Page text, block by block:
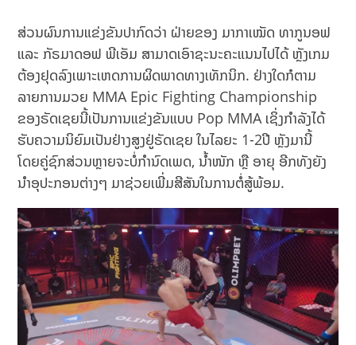
ສ່ວນຜົນການແຂ່ງຂັນປາກົດວ່າ ຝ່າຍຂອງ ມາກາເໝັດ ທາກູນອຟ
ແລະ ກັຣມາດອຟ ພີເອັມ ສາມາດເອົາຊະນະຄະແນນໄປໄດ້ ຫຼັງເກມ
ຕ້ອງຢຸດລົງເພາະເຫດການຜິດພາດທາງເທັກນິກ. ຢ່າງໃດກໍຕາມ
ລາຍການມວຍ MMA Epic Fighting Championship
ຂອງຣັດເຊຍນີ້ເປັນການແຂ່ງຂັນແບບ Pop MMA ເຊິ່ງກຳລັງໄດ້
ຮັບຄວາມນິຍົມເປັນຢ່າງສູງຢູ່ຣັດເຊຍ ໃນໄລຍະ 1-2ປີ ຫຼັງມານີ້
ໂດຍຄູ່ຊົກສ່ວນຫຼາຍຈະບໍ່ກຳນົດເພດ, ນໍ້າໜັກ ຫຼື ອາຍຸ ອີກທັງຍັງ
ນຳອຸປະກອນຕ່າງໆ ມາຊ່ວຍເພີ່ມສີສັນໃນການຕໍ່ສູ້ພ້ອມ.